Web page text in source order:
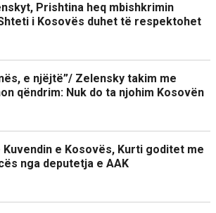
Prishtina heq mbishkrimin
i Kosovës duhet të respektohet
e njëjtë”/ Zelensky takim me
qëndrim: Nuk do ta njohim Kosovën
Kuvendin e Kosovës, Kurti goditet me
nga deputetja e AAK